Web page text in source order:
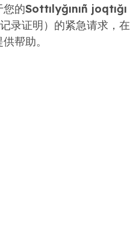
您的Sottılyğınıñ joqtığı
记录证明）的紧急请求，在
帮助。